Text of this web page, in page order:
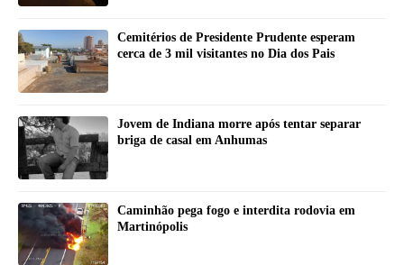
Cemitérios de Presidente Prudente esperam
cerca de 3 mil visitantes no Dia dos Pais
Jovem de Indiana morre após tentar separar
briga de casal em Anhumas
Caminhão pega fogo e interdita rodovia em
Martinópolis